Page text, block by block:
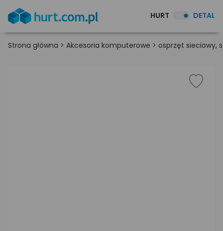
HURT DETAL
Strona główna > Akcesoria komputerowe > osprzęt sieciowy,